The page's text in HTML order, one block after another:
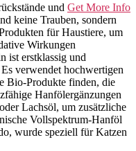
und Get More Info
keine Trauben, sondern
für Haustiere, um
Wirkungen
ist erstklassig und
verwendet hochwertigen
Bio-Produkte finden, die
Hanfölergänzungen
Lachsöl, um zusätzliche
Vollspektrum-Hanföl
wurde speziell für Katzen